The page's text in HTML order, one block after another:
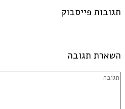
תגובות פייסבוק
השארת תגובה